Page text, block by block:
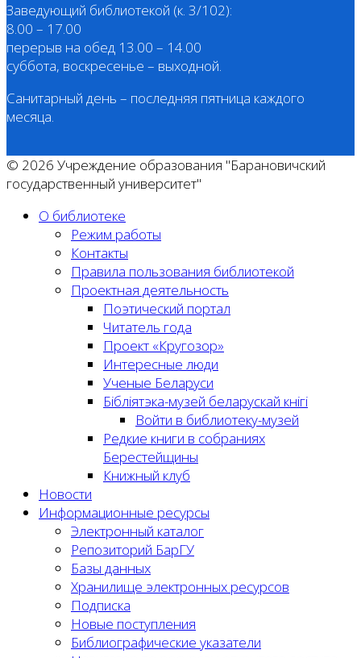
Заведующий библиотекой (к. 3/102):
8.00 – 17.00
перерыв на обед 13.00 – 14.00
суббота, воскресенье – выходной.
Санитарный день – последняя пятница каждого
месяца.
© 2026 Учреждение образования "Барановичский
государственный университет"
О библиотеке
Режим работы
Контакты
Правила пользования библиотекой
Проектная деятельность
Поэтический портал
Читатель года
Проект «Кругозор»
Интересные люди
Ученые Беларуси
Бібліятэка-музей беларускай кнігі
Войти в библиотеку-музей
Редкие книги в собраниях
Берестейщины
Книжный клуб
Новости
Информационные ресурсы
Электронный каталог
Репозиторий БарГУ
Базы данных
Хранилище электронных ресурсов
Подписка
Новые поступления
Библиографические указатели